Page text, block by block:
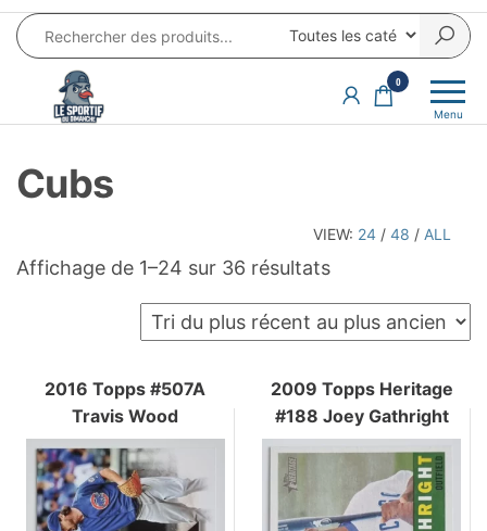
Aller
au
contenu
DU
produits
pop
Menu
0
Cubs
VIEW: 24 / 48 / ALL
Affichage de 1–24 sur 36 résultatsTrié
plus
au
plus
ancien
2016 Topps #507A
Travis Wood
2009 Topps Heritage
#188 Joey Gathright